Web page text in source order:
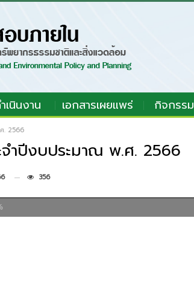
เนินงาน เอกสารเผยแพร่ กิจกรรม
. 2566
ำปีงบประมาณ พ.ศ. 2566
356